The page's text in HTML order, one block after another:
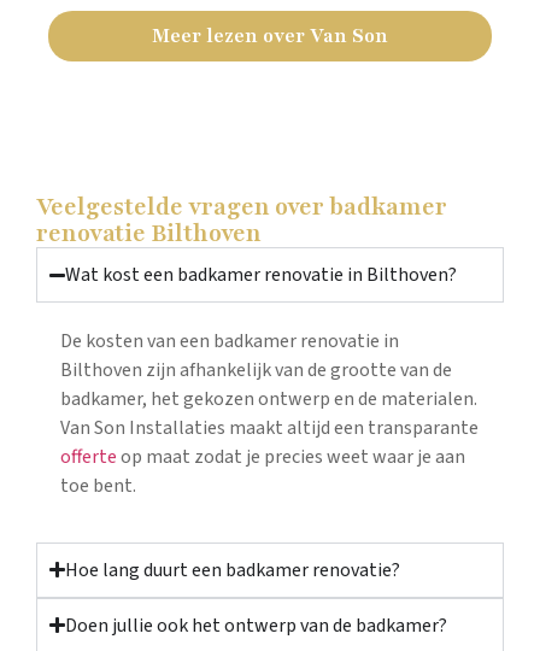
Meer lezen over Van Son
Veelgestelde vragen over badkamer
renovatie Bilthoven
Wat kost een badkamer renovatie in Bilthoven?
De kosten van een badkamer renovatie in
Bilthoven zijn afhankelijk van de grootte van de
badkamer, het gekozen ontwerp en de materialen.
Van Son Installaties maakt altijd een transparante
offerteop maat zodat je precies weet waar je aan
toe bent.
Hoe lang duurt een badkamer renovatie?
Doen jullie ook het ontwerp van de badkamer?